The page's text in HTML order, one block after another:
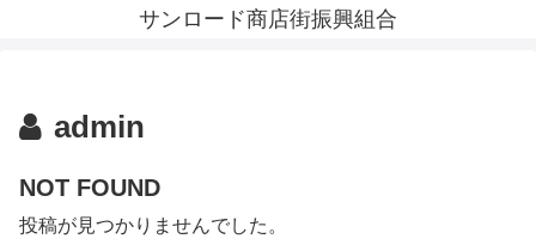
サンロード商店街振興組合
admin
NOT FOUND
投稿が見つかりませんでした。